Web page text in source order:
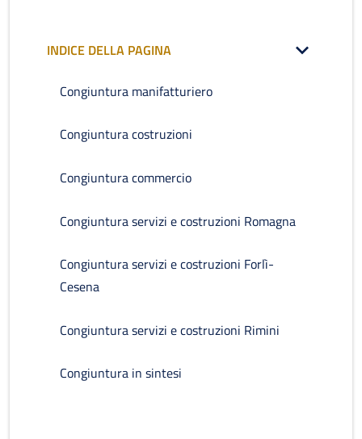
INDICE DELLA PAGINA
Congiuntura manifatturiero
Congiuntura costruzioni
Congiuntura commercio
Congiuntura servizi e costruzioni Romagna
Congiuntura servizi e costruzioni Forlì-
Cesena
Congiuntura servizi e costruzioni Rimini
Congiuntura in sintesi